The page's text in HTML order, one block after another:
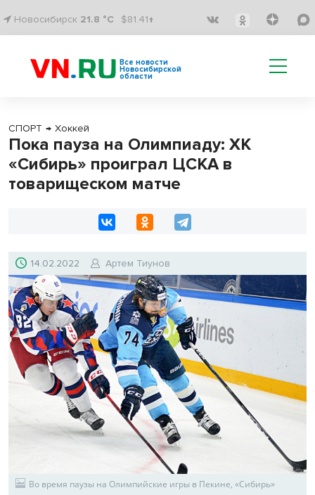
Новосибирск 21.8 °C $81.41↑
Все новости
Новосибирской
области
СПОРТ → Хоккей
Пока пауза на Олимпиаду: ХК
«Сибирь» проиграл ЦСКА в
товарищеском матче
14.02.2022 Артем Тиунов
Во время паузы на Олимпийские игры в Пекине, «Сибирь»